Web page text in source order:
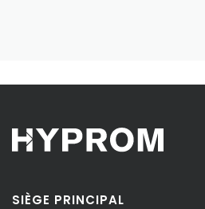
SIÈGE PRINCIPAL